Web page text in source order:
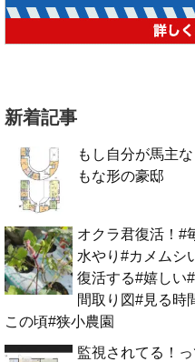
新着記事
もし自分が馬主
もな形の豪邸
オクラ君復活！#
水やり#カメムシ
復活する#嬉しい
間取り図#見る時
この頃#狭小農園
監視されてる！